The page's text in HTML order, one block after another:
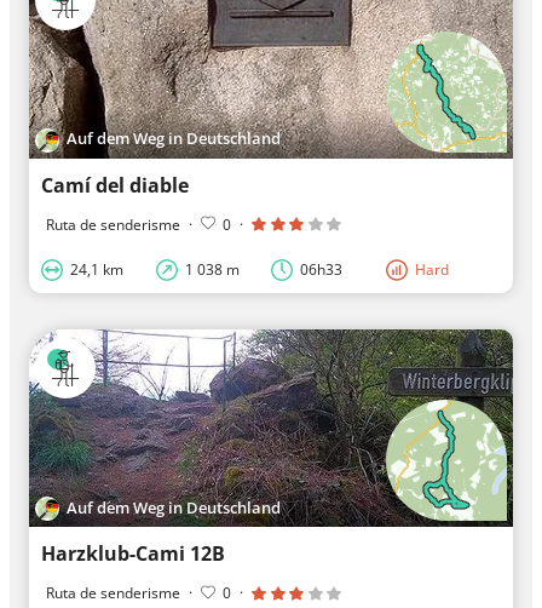
Auf dem Weg in Deutschland
Camí del diable
Ruta de senderisme · 0 ·
24,1 km 1 038 m 06h33 Hard
Auf dem Weg in Deutschland
Harzklub-Cami 12B
Ruta de senderisme · 0 ·